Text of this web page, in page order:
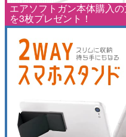
エアソフトガン本体購入
を3枚プレゼント！